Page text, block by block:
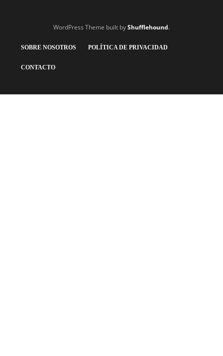
WordPress Theme built byShufflehound.
SOBRE NOSOTROS POLÍTICA DE PRIVACIDAD
CONTACTO